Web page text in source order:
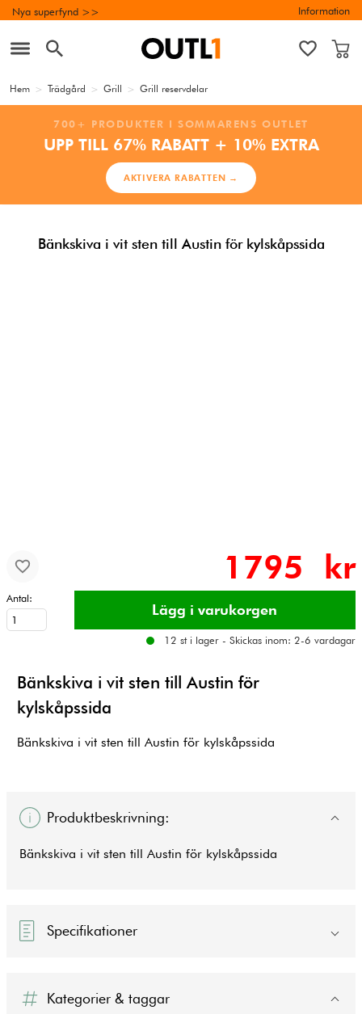
Nya superfynd >> Information
Hem > Trädgård > Grill > Grill reservdelar
700+ PRODUKTER I SOMMARENS OUTLET
UPP TILL 67% RABATT + 10% EXTRA
AKTIVERA RABATTEN →
Bänkskiva i vit sten till Austin för kylskåpssida
1795 kr
Antal:
12 st i lager - Skickas inom: 2-6 vardagar
Bänkskiva i vit sten till Austin för
kylskåpssida
Bänkskiva i vit sten till Austin för kylskåpssida
Produktbeskrivning:
Bänkskiva i vit sten till Austin för kylskåpssida
Specifikationer
Kategorier & taggar